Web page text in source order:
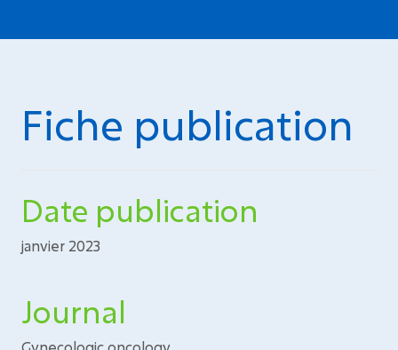
Fiche publication
Date publication
janvier 2023
Journal